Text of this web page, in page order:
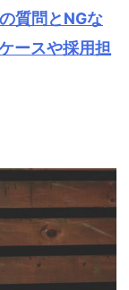
質問とNGな
ースや採用担